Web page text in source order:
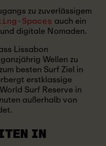
zu zuverlässigem
Spaces auch ein
digitale Nomaden.
Lissabon
Wellen zu
besten Surf Ziel in
erstklassige
Surf Reserve in
außerhalb von
IN